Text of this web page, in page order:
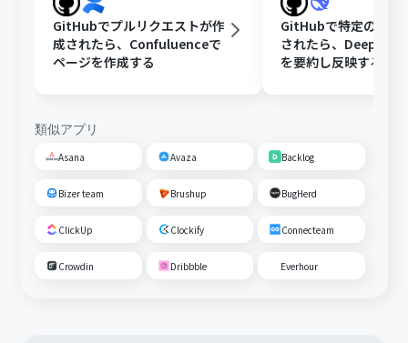
GitHubでプルリクエストが作
成されたら、Confuluenceで
ページを作成する
GitHubで特定の
されたら、
を要約し反映する
類似アプリ
Asana Avaza Backlog
Bizer team Brushup BugHerd
ClickUp Clockify Connecteam
Crowdin Dribbble Everhour